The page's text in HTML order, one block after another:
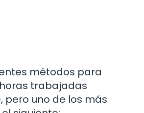
métodos para
trabajadas
pero uno de los más